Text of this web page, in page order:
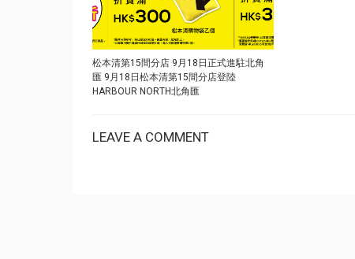
松本清第15間分店 9月18日正式進駐北角
匯 9月18日松本清第15間分店登陸
HARBOUR NORTH北角匯
LEAVE A COMMENT